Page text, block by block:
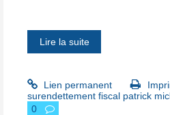
Lire la suite
Lien permanent
surendettement fiscal patrick
0